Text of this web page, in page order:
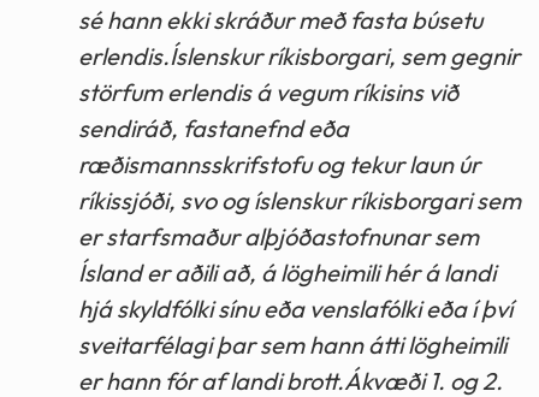
sé hann ekki skráður með fasta búsetu
erlendis.Íslenskur ríkisborgari, sem gegnir
störfum erlendis á vegum ríkisins við
sendiráð, fastanefnd eða
ræðismannsskrifstofu og tekur laun úr
ríkissjóði, svo og íslenskur ríkisborgari sem
er starfsmaður alþjóðastofnunar sem
Ísland er aðili að, á lögheimili hér á landi
hjá skyldfólki sínu eða venslafólki eða í því
sveitarfélagi þar sem hann átti lögheimili
er hann fór af landi brott.Ákvæði 1. og 2.